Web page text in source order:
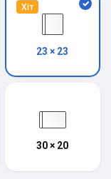
Хіт
23 × 23
30 × 20